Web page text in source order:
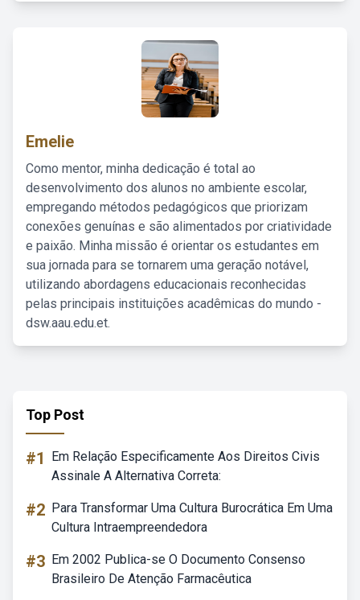
Emelie
Como mentor, minha dedicação é total ao
desenvolvimento dos alunos no ambiente escolar,
empregando métodos pedagógicos que priorizam
conexões genuínas e são alimentados por criatividade
e paixão. Minha missão é orientar os estudantes em
sua jornada para se tornarem uma geração notável,
utilizando abordagens educacionais reconhecidas
pelas principais instituições acadêmicas do mundo -
dsw.aau.edu.et.
Top Post
#1
Em Relação Especificamente Aos Direitos Civis
Assinale A Alternativa Correta:
#2 Para Transformar Uma Cultura Burocrática Em Uma
Cultura Intraempreendedora
#3 Em 2002 Publica-se O Documento Consenso
Brasileiro De Atenção Farmacêutica